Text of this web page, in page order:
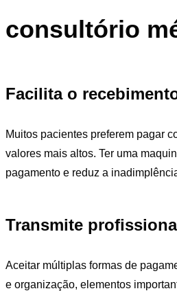
consultório
Facilita o
Muitos pacientes preferem pagar
valores mais altos. Ter uma
pagamento e reduz a
Transmite
Aceitar múltiplas formas de
e organização, elementos